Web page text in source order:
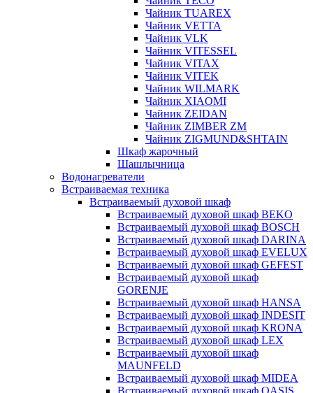
Чайник TUAREX
Чайник VETTA
Чайник VLK
Чайник VITESSEL
Чайник VITAX
Чайник VITEK
Чайник WILMARK
Чайник XIAOMI
Чайник ZEIDAN
Чайник ZIMBER ZM
Чайник ZIGMUND&SHTAIN
Шкаф жарочный
Шашлычница
Водонагреватели
Встраиваемая техника
Встраиваемый духовой шкаф
Встраиваемый духовой шкаф BEKO
Встраиваемый духовой шкаф BOSCH
Встраиваемый духовой шкаф DARINA
Встраиваемый духовой шкаф EVELUX
Встраиваемый духовой шкаф GEFEST
Встраиваемый духовой шкаф
GORENJE
Встраиваемый духовой шкаф HANSA
Встраиваемый духовой шкаф INDESIT
Встраиваемый духовой шкаф KRONA
Встраиваемый духовой шкаф LEX
Встраиваемый духовой шкаф
MAUNFELD
Встраиваемый духовой шкаф MIDEA
Встраиваемый духовой шкаф OASIS